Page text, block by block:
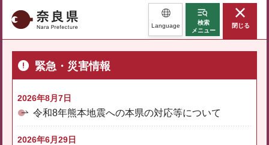
奈良県 Language
検索
メニュー
閉じる
緊急・災害情報
2026年8月7日
令和8年熊本地震への本県の対応等について
2026年6月29日